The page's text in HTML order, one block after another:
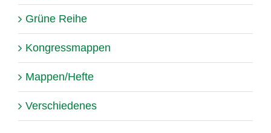
Grüne Reihe
Kongressmappen
Mappen/Hefte
Verschiedenes